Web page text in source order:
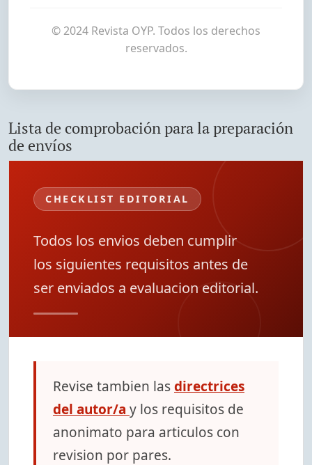
© 2024 Revista OYP. Todos los derechos
reservados.
Lista de comprobación para la preparación
de envíos
CHECKLIST EDITORIAL
Todos los envios deben cumplir
los siguientes requisitos antes de
ser enviados a evaluacion editorial.
Revise tambien lasdirectrices
del autor/a y los requisitos de
anonimato para articulos con
revision por pares.